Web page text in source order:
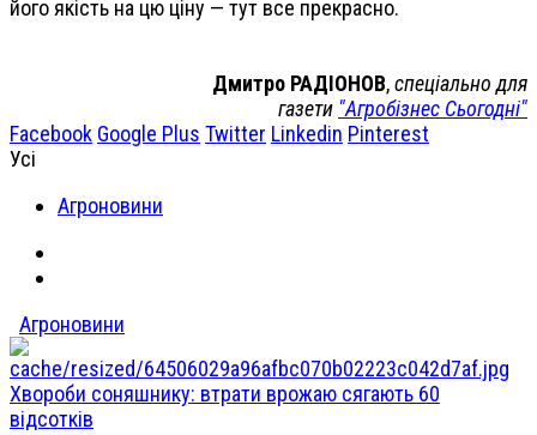
його якість на цю ціну — тут все прекрасно.
Дмитро РАДІОНОВ,спеціально для
газети "Агробізнес Сьогодні"
Facebook Google Plus Twitter Linkedin Pinterest
Усі
Агроновини
Агроновини
Хвороби соняшнику: втрати врожаю сягають 60
відсотків